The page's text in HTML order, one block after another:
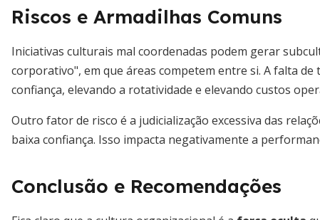
Riscos e Armadilhas Comuns
Iniciativas culturais mal coordenadas podem gerar
corporativo", em que áreas competem entre si. A falta
confiança, elevando a rotatividade e elevando custos
Outro fator de risco é a judicialização excessiva das
baixa confiança. Isso impacta negativamente a
Conclusão e Recomendações